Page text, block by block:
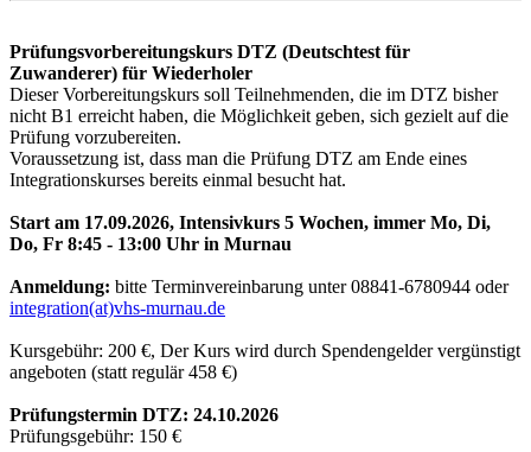
Prüfungsvorbereitungskurs DTZ (Deutschtest für
Zuwanderer) für Wiederholer
Dieser Vorbereitungskurs soll Teilnehmenden, die im DTZ bisher
nicht B1 erreicht haben, die Möglichkeit geben, sich gezielt auf die
Prüfung vorzubereiten.
Voraussetzung ist, dass man die Prüfung DTZ am Ende eines
Integrationskurses bereits einmal besucht hat.
Start am 17.09.2026, Intensivkurs 5 Wochen, immer Mo, Di,
Do, Fr 8:45 - 13:00 Uhr in Murnau
Anmeldung: bitte Terminvereinbarung unter 08841-6780944 oder
integration(at)vhs-murnau.de
Kursgebühr: 200 €, Der Kurs wird durch Spendengelder vergünstigt
angeboten (statt regulär 458 €)
Prüfungstermin DTZ: 24.10.2026
Prüfungsgebühr: 150 €